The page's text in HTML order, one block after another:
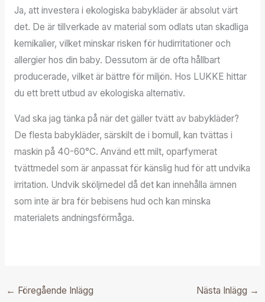
Ja, att investera i ekologiska babykläder är absolut värt
det. De är tillverkade av material som odlats utan skadliga
kemikalier, vilket minskar risken för hudirritationer och
allergier hos din baby. Dessutom är de ofta hållbart
producerade, vilket är bättre för miljön. Hos LUKKE hittar
du ett brett utbud av ekologiska alternativ.
Vad ska jag tänka på när det gäller tvätt av babykläder?
De flesta babykläder, särskilt de i bomull, kan tvättas i
maskin på 40-60°C. Använd ett milt, oparfymerat
tvättmedel som är anpassat för känslig hud för att undvika
irritation. Undvik sköljmedel då det kan innehålla ämnen
som inte är bra för bebisens hud och kan minska
materialets andningsförmåga.
← Föregående Inlägg Nästa Inlägg →